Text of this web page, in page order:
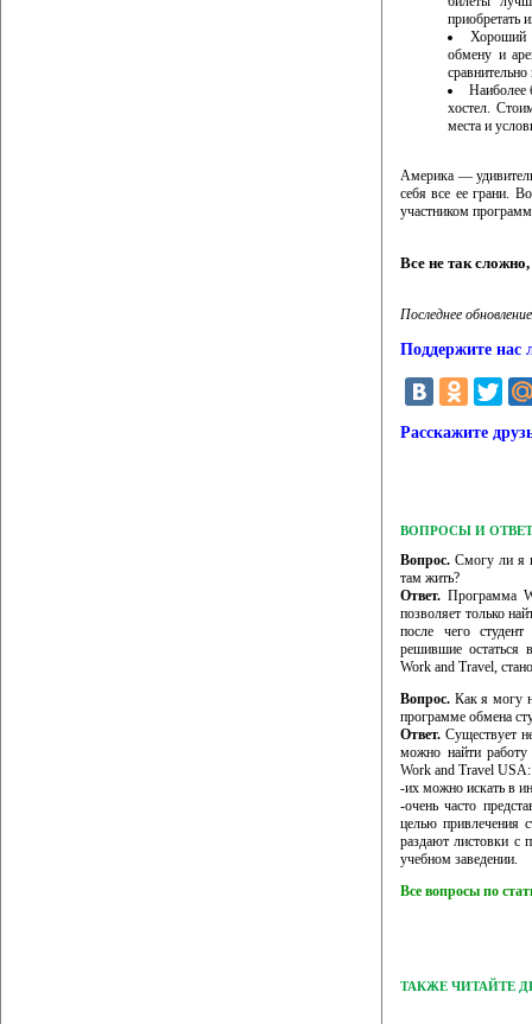
приобретать
Хороший
обмену и
Наиболее
хостел.
места и
Америка —
себя все ее грани.
участником
Все не так
Последнее
Поддержите нас
Расскажите
ВОПРОСЫ И
Вопрос. Смогу ли я
там жить?
Ответ. Программа
позволяет только
после чего
решившие
Work and Travel,
Вопрос. Как я могу
программе обмена
Ответ. Существует
можно найти работу
Work and Travel USA:
-их можно искать в
-очень часто
целью привлечения
раздают листовки с
учебном заведении.
Все вопросы по
ТАКЖЕ ЧИТАЙТЕ